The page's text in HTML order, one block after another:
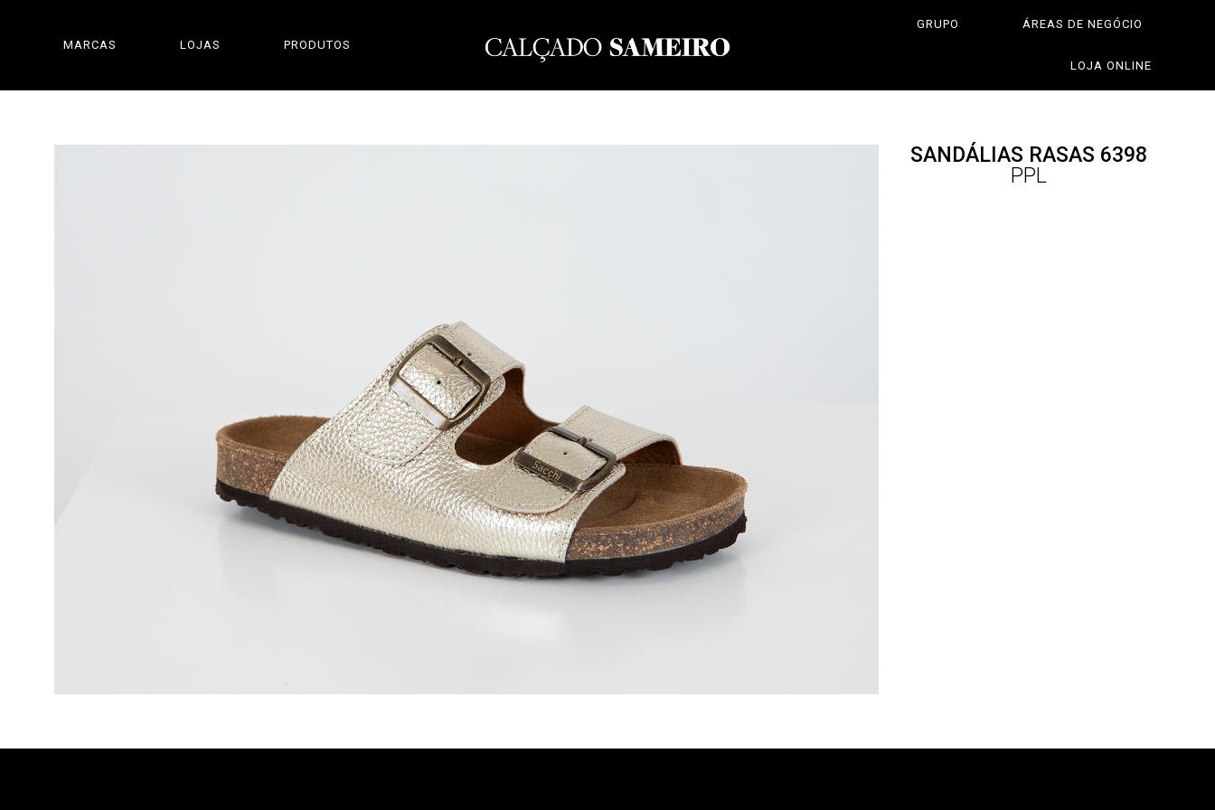
MARCAS LOJAS PRODUTOS
GRUPO ÁREAS DE NEGÓCIO
LOJA ONLINE
SANDÁLIAS RASAS 6398
PPL